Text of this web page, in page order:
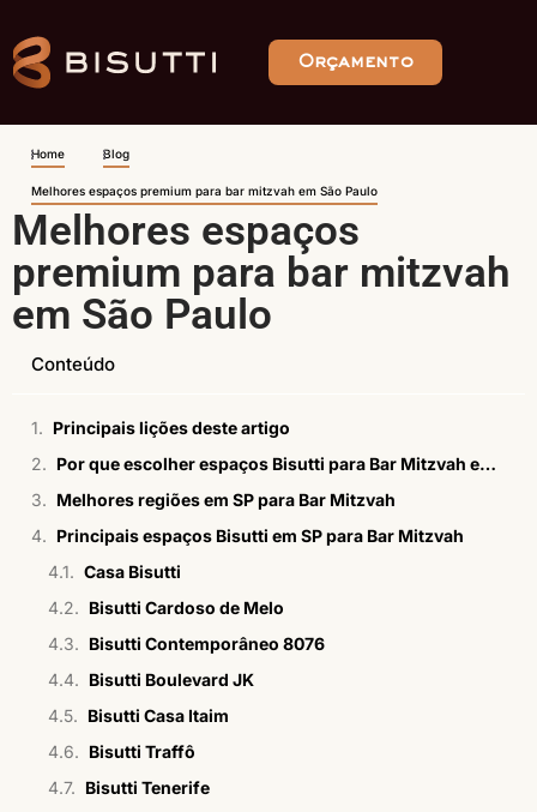
Orçamento
Home Blog
Melhores espaços premium para bar mitzvah em São Paulo
Melhores espaços
premium para bar mitzvah
em São Paulo
Conteúdo
Principais lições deste artigo
Por que escolher espaços Bisutti para Bar Mitzvah em SP
Melhores regiões em SP para Bar Mitzvah
Principais espaços Bisutti em SP para Bar Mitzvah
Casa Bisutti
Bisutti Cardoso de Melo
Bisutti Contemporâneo 8076
Bisutti Boulevard JK
Bisutti Casa Itaim
Bisutti Traffô
Bisutti Tenerife